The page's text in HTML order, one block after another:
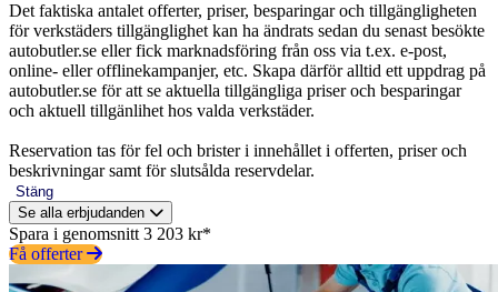
Det faktiska antalet offerter, priser, besparingar och tillgängligheten
för verkstäders tillgänglighet kan ha ändrats sedan du senast besökte
autobutler.se eller fick marknadsföring från oss via t.ex. e-post,
online- eller offlinekampanjer, etc. Skapa därför alltid ett uppdrag på
autobutler.se för att se aktuella tillgängliga priser och besparingar
och aktuell tillgänlihet hos valda verkstäder.
Reservation tas för fel och brister i innehållet i offerten, priser och
beskrivningar samt för slutsålda reservdelar.
Stäng
Se alla erbjudanden
Spara i genomsnitt 3 203 kr*
Få offerter